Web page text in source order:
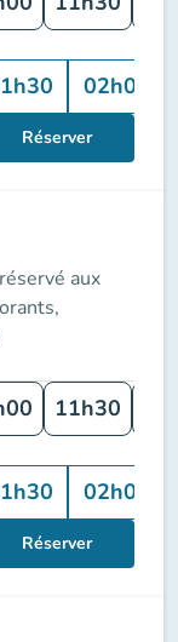
02h00
Réserver
aux
11h30
02h00
Réserver